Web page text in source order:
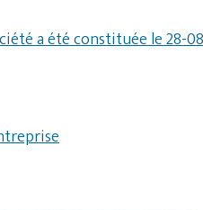
a été constituée le 28-